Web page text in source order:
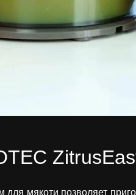
мякоти позволяет